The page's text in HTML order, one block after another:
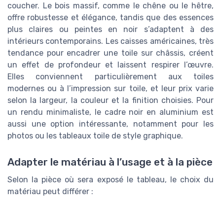
coucher. Le bois massif, comme le chêne ou le hêtre,
offre robustesse et élégance, tandis que des essences
plus claires ou peintes en noir s’adaptent à des
intérieurs contemporains. Les caisses américaines, très
tendance pour encadrer une toile sur châssis, créent
un effet de profondeur et laissent respirer l’œuvre.
Elles conviennent particulièrement aux toiles
modernes ou à l’impression sur toile, et leur prix varie
selon la largeur, la couleur et la finition choisies. Pour
un rendu minimaliste, le cadre noir en aluminium est
aussi une option intéressante, notamment pour les
photos ou les tableaux toile de style graphique.
Adapter le matériau à l’usage et à la pièce
Selon la pièce où sera exposé le tableau, le choix du
matériau peut différer :